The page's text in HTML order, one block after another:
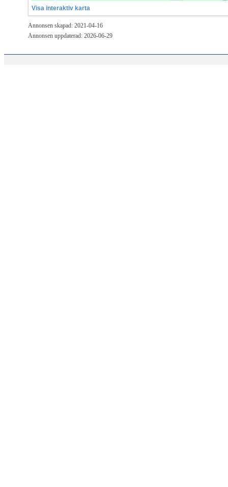
Visa interaktiv karta
Annonsen skapad: 2021-04-16
Annonsen uppdaterad: 2026-06-29